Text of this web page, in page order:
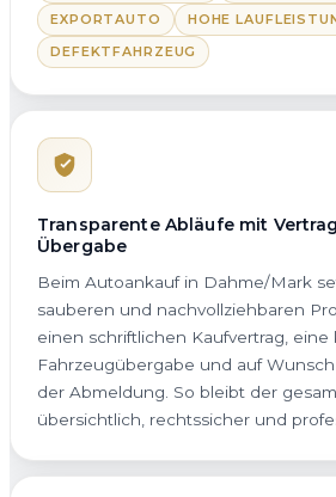
EXPORTAUTO
HOHE
DEFEKTFAHRZEUG
Transparente Abläufe mit
Übergabe
Beim Autoankauf in Dahme/Mark
sauberen und nachvollziehbaren
einen schriftlichen Kaufvertrag, eine
Fahrzeugübergabe und auf
der Abmeldung. So bleibt der
übersichtlich, rechtssicher und